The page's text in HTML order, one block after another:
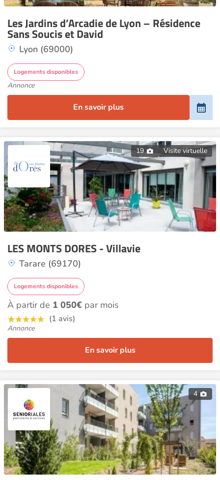
Les Jardins d’Arcadie de Lyon – Résidence
Sans Soucis et David
Lyon (69000)
Logements disponibles
Annonce
En savoir plus
19 Visite virtuelle
LES MONTS DORES - Villavie
Tarare (69170)
Logements disponibles
À partir de 1 050€ par mois
(1 avis)
Annonce
En savoir plus
4